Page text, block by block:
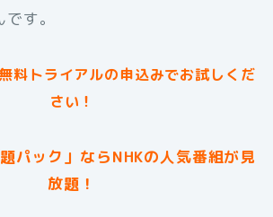
す。
料トライアルの申込みでお試しくだ
さい！
パック」ならNHKの人気番組が見
放題！